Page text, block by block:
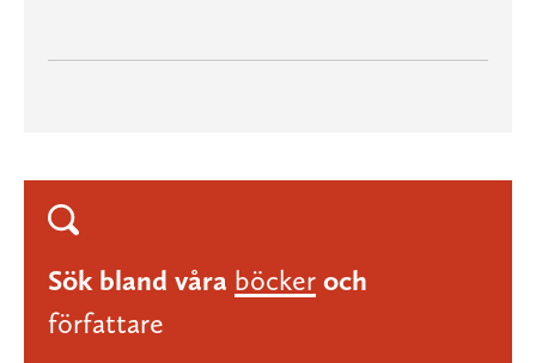
Sök bland våra böcker och
författare